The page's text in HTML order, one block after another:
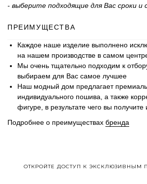
- выберите подходящие для Вас сроки и
ПРЕИМУЩЕСТВА
Каждое наше изделие выполнено
на нашем производстве в самом
Мы очень тщательно подходим к
выбираем для Вас самое лучшее
Наш модный дом предлагает
индивидуального пошива, а также
фигуре, в результате чего вы
Подробнее о преимуществах бренда
ОТКРОЙТЕ ДОСТУП К ЭКСКЛЮЗИВНЫМ